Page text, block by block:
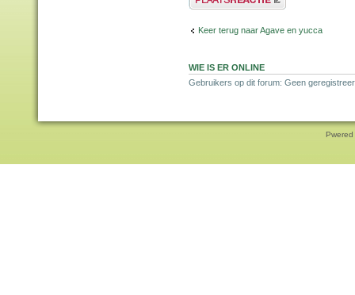
Keer terug naar Agave en yucca
WIE IS ER ONLINE
Gebruikers op dit forum: Geen